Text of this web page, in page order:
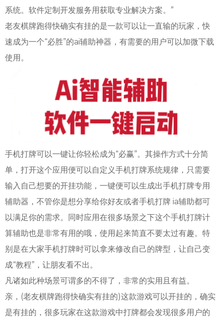
系统。软件定制开发服务用获取专业解决方案。”
老友棋牌跑得快确实有挂的是一款可以让一直输的玩家，快
速成为一个“必胜”的ai辅助神器，有需要的用户可以加微下载
使用。
手机打牌可以一键让你轻松成为“必赢”。其操作方式十分简
单，打开这个应用便可以自定义手机打牌系统规律，只需要
输入自己想要的开挂功能，一键便可以生成出手机打牌专用
辅助器，不管你是想分享给你好友或者手机打牌 ia辅助都可
以满足你的需求。同时应用在很多场景之下这个手机打牌计
算辅助也是非常有用的哦，使用起来简直不要太过有趣。特
别是在大家手机打牌时可以拿来修改自己的牌型，让自己变
成“教程”，让朋友看不出。
凡诸如此种场景可谓多的不得了，非常的实用且有益。
亲，(老友棋牌跑得快确实有挂的)这款游戏可以开挂的，确实
是有挂的，很多玩家在这款游戏中打牌都会发现很多用户的